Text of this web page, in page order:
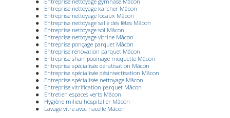
Entreprise nettoyage karcher Mâcon
Entreprise nettoyage locaux Mâcon
Entreprise nettoyage salle des fêtes Mâcon
Entreprise nettoyage sol Mâcon
Entreprise nettoyage vitrine Mâcon
Entreprise ponçage parquet Mâcon
Entreprise rénovation parquet Mâcon
Entreprise shampooinage moquette Mâcon
Entreprise spécialisée dératisation Mâcon
Entreprise spécialisée désinsectisation Mâcon
Entreprise spécialisée nettoyage Mâcon
Entreprise vitrification parquet Mâcon
Entretien espaces verts Mâcon
Hygiène milieu hospitalier Mâcon
Lavage vitre avec nacelle Mâcon